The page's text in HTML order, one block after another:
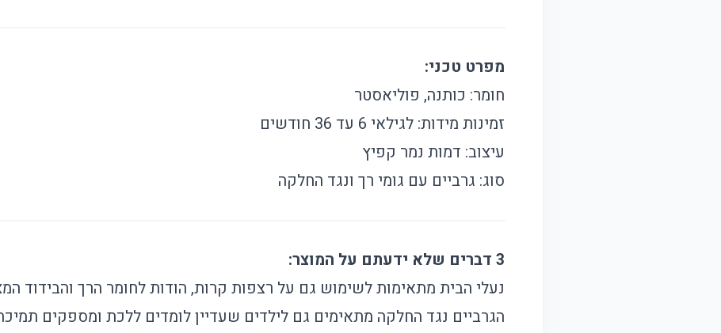
מפרט טכני:
חומר: כותנה, פוליאסטר
זמינות מידות: לגילאי 6 עד 36 חודשים
עיצוב: דמות נמר קפיץ
סוג: גרביים עם גומי רך ונגד החלקה
3 דברים שלא ידעתם על המוצר:
נעלי הבית מתאימות לשימוש גם על רצפות קרות, הודות לחומר הרך והבידוד
הגרביים נגד החלקה מתאימים גם לילדים שעדיין לומדים ללכת ומספקים תמיכה